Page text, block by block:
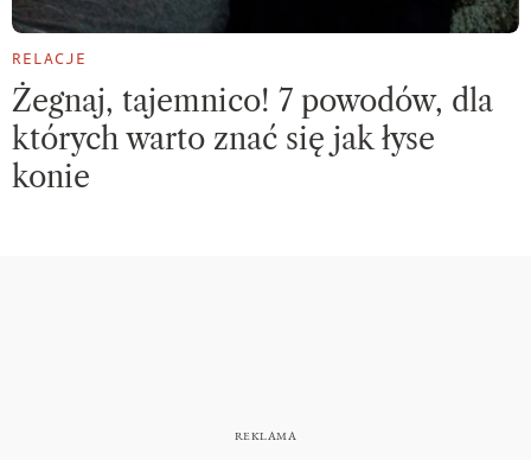
RELACJE
Żegnaj, tajemnico! 7 powodów, dla
których warto znać się jak łyse
konie